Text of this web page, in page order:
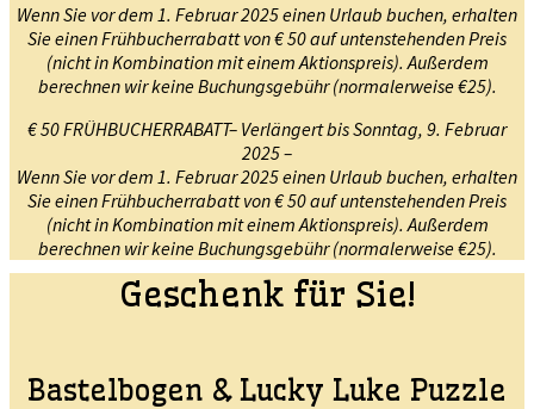
Wenn Sie vor dem 1. Februar 2025 einen Urlaub buchen, erhalten
Sie einen Frühbucherrabatt von € 50 auf untenstehenden Preis
(nicht in Kombination mit einem Aktionspreis). Außerdem
berechnen wir keine Buchungsgebühr (normalerweise €25).
€ 50 FRÜHBUCHERRABATT– Verlängert bis Sonntag, 9. Februar
2025 –
Wenn Sie vor dem 1. Februar 2025 einen Urlaub buchen, erhalten
Sie einen Frühbucherrabatt von € 50 auf untenstehenden Preis
(nicht in Kombination mit einem Aktionspreis). Außerdem
berechnen wir keine Buchungsgebühr (normalerweise €25).
Geschenk für Sie!
Bastelbogen & Lucky Luke Puzzle